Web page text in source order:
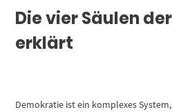
Die vier Säulen
erklärt
Demokratie ist ein komplexes